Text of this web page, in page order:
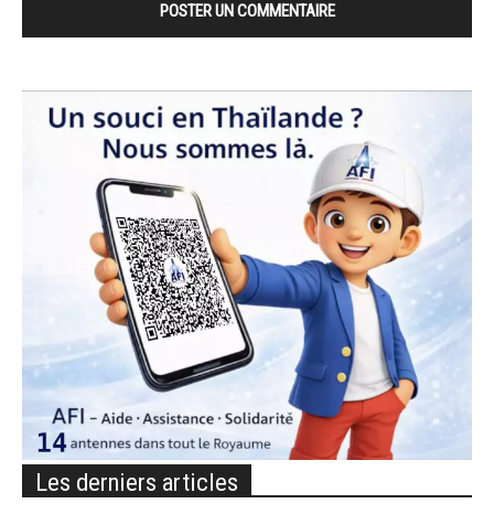
Les derniers articles